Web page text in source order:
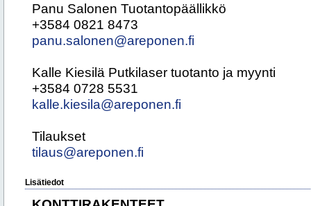
Panu Salonen Tuotantopäällikkö
+3584 0821 8473
panu.salonen@areponen.fi
Kalle Kiesilä Putkilaser tuotanto ja myynti
+3584 0728 5531
kalle.kiesila@areponen.fi
Tilaukset
tilaus@areponen.fi
Lisätiedot